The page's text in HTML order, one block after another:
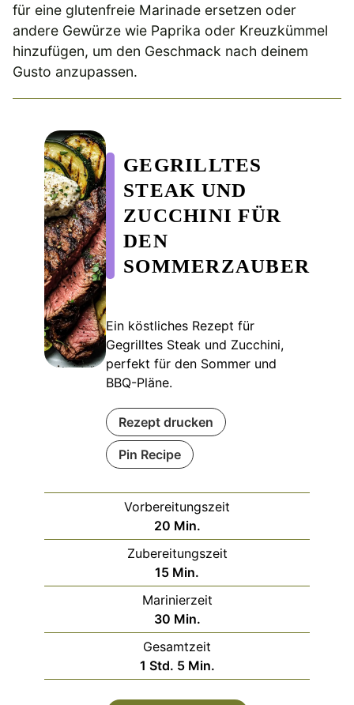
für eine glutenfreie Marinade ersetzen oder
andere Gewürze wie Paprika oder Kreuzkümmel
hinzufügen, um den Geschmack nach deinem
Gusto anzupassen.
GEGRILLTES
STEAK UND
ZUCCHINI FÜR
DEN
SOMMERZAUBER
Ein köstliches Rezept für
Gegrilltes Steak und Zucchini,
perfekt für den Sommer und
BBQ-Pläne.
Rezept drucken
Pin Recipe
Vorbereitungszeit
20Minuten
Min.
Zubereitungszeit
15Minuten
Min.
Marinierzeit
30Minuten
Min.
Gesamtzeit
1 Stunde
Std. 5Minuten
Min.